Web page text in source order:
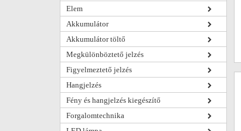
Elem
Akkumulátor
Akkumulátor töltő
Megkülönböztető jelzés
Figyelmeztető jelzés
Hangjelzés
Fény és hangjelzés kiegészítő
Forgalomtechnika